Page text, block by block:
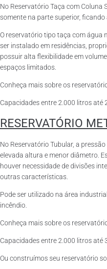
No Reservatório Taça com Coluna
somente na parte superior, ficando
O reservatório tipo taça com água
ser instalado em residências,
possuir alta flexibilidade em
espaços limitados.
Conheça mais sobre os
Capacidades entre 2.000 litros até
RESERVATÓRIO
No Reservatório Tubular, a
elevada altura e menor diâmetro.
houver necessidade de divisões
outras características.
Pode ser utilizado na área
incêndio.
Conheça mais sobre os
Capacidades entre 2.000 litros até
Ou construímos seu reservatório